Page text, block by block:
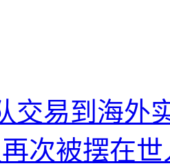
交易到海外
次被摆在